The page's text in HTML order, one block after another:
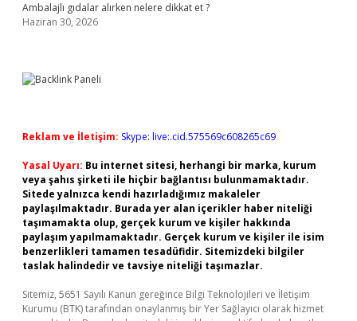
Ambalajlı gıdalar alırken nelere dikkat et ?
Haziran 30, 2026
Reklam ve İletişim: Skype: live:.cid.575569c608265c69
Yasal Uyarı: Bu internet sitesi, herhangi bir marka, kurum
veya şahıs şirketi ile hiçbir bağlantısı bulunmamaktadır.
Sitede yalnızca kendi hazırladığımız makaleler
paylaşılmaktadır. Burada yer alan içerikler haber niteliği
taşımamakta olup, gerçek kurum ve kişiler hakkında
paylaşım yapılmamaktadır. Gerçek kurum ve kişiler ile isim
benzerlikleri tamamen tesadüfidir. Sitemizdeki bilgiler
taslak halindedir ve tavsiye niteliği taşımazlar.
Sitemiz, 5651 Sayılı Kanun gereğince Bilgi Teknolojileri ve İletişim
Kurumu (BTK) tarafından onaylanmış bir Yer Sağlayıcı olarak hizmet